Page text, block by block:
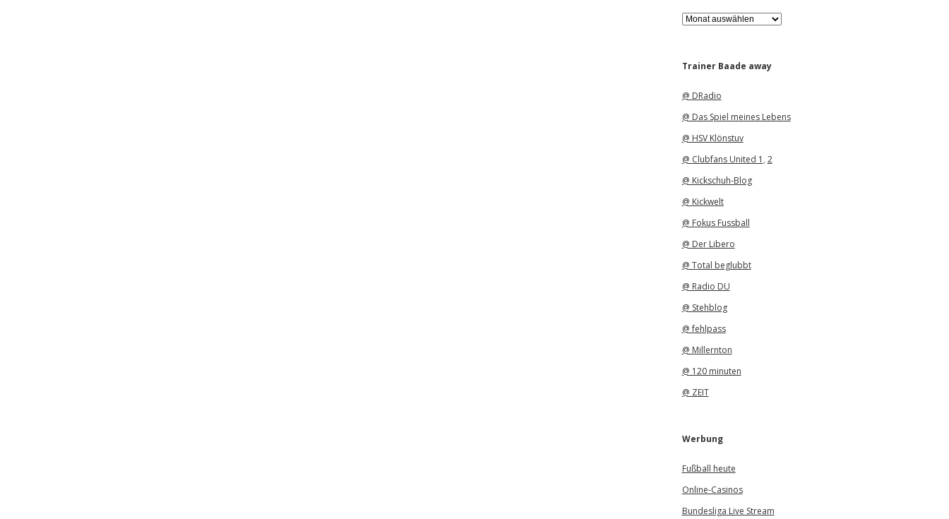
A
r
iTrainer Baade away
@ DRadio
@ Das Spiel meines Lebens
@ HSV Klönstuv
@ Clubfans United 1 , 2
@ Kickschuh-Blog
@ Kickwelt
@ Fokus Fussball
@ Der Libero
@ Total beglubbt
@ Radio DU
@ Stehblog
@ fehlpass
@ Millernton
@ 120 minuten
@ ZEIT
Werbung
Fußball heute
Online-Casinos
Bundesliga Live Stream